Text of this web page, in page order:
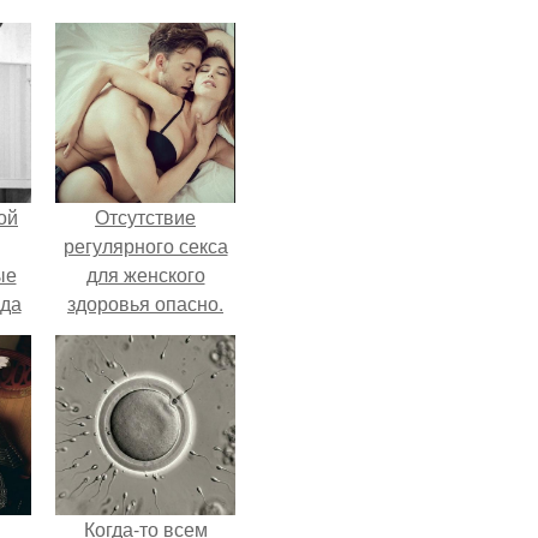
Отсутствие
регулярного секса
для женского
здоровья опасно.
Когда-то всем